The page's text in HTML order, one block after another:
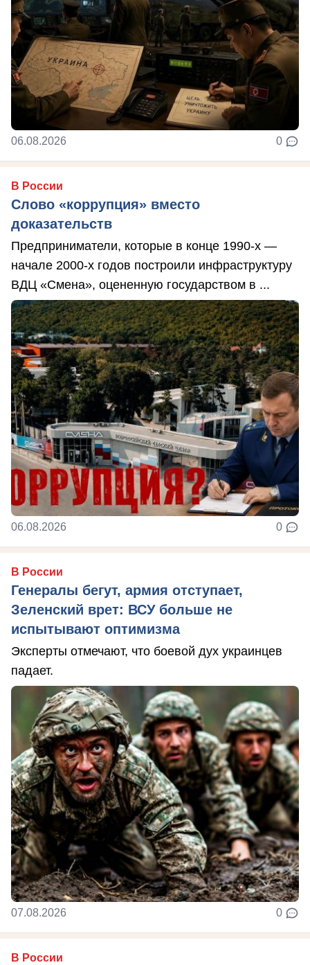
06.08.2026 0
В России
Слово «коррупция» вместо
доказательств
Предприниматели, которые в конце 1990-х —
начале 2000-х годов построили инфраструктуру
ВДЦ «Смена», оцененную государством в ...
06.08.2026 0
В России
Генералы бегут, армия отступает,
Зеленский врет: ВСУ больше не
испытывают оптимизма
Эксперты отмечают, что боевой дух украинцев
падает.
07.08.2026 0
В России